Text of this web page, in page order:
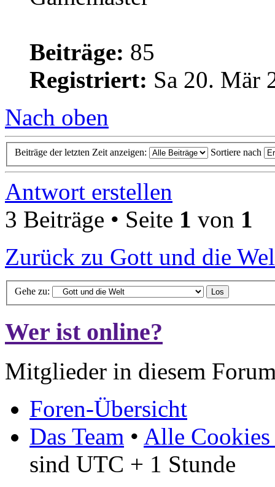
Beiträge: 85
Registriert: Sa 20. Mär
Nach oben
Beiträge der letzten Zeit anzeigen: Sortiere nach
Antwort erstellen
3 Beiträge • Seite 1 von 1
Zurück zu Gott und die
Gehe zu:
Wer ist online?
Mitglieder in diesem
Foren-Übersicht
Das Team • Alle Cookies
sind UTC + 1 Stunde